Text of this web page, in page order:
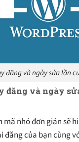
đăng và ngày sửa lần
đăng và ngày
nhỏ đơn giản sẽ
đăng của bạn cùng